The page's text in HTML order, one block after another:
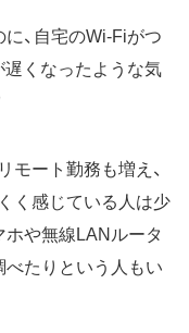
、自宅のWi-Fiがつ
遅くなったような気
モート勤務も増え、
く感じている人は少
ホや無線LANルータ
べたりという人もい